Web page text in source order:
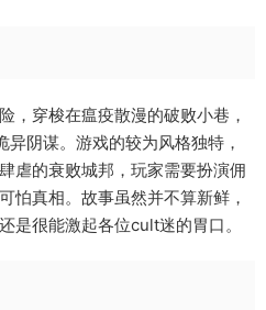
，穿梭在瘟疫散漫的破败小巷，
阴谋。游戏的较为风格独特，
虐的衰败城邦，玩家需要扮演佣
怕真相。故事虽然并不算新鲜，
是很能激起各位cult迷的胃口。